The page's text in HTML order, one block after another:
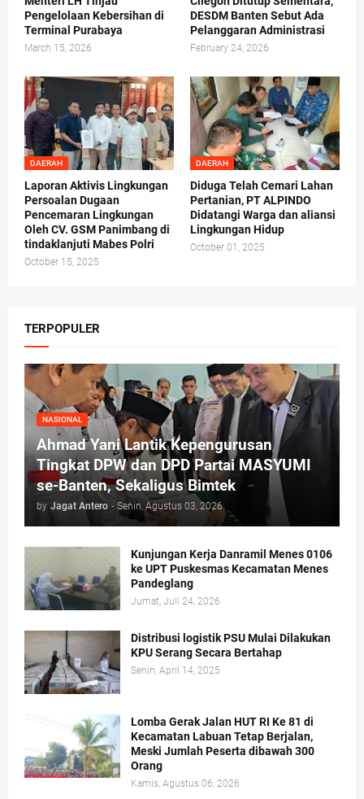
Pengelolaan Kebersihan di
Terminal Purabaya
March 15, 2026
DESDM Banten Sebut Ada
Pelanggaran Administrasi
February 24, 2026
DAERAH
Laporan Aktivis Lingkungan
Persoalan Dugaan
Pencemaran Lingkungan
Oleh CV. GSM Panimbang di
tindaklanjuti Mabes Polri
October 15, 2025
DAERAH
Diduga Telah Cemari Lahan
Pertanian, PT ALPINDO
Didatangi Warga dan aliansi
Lingkungan Hidup
October 01, 2025
TERPOPULER
NASIONAL
Ahmad Yani Lantik Kepengurusan
Tingkat DPW dan DPD Partai MASYUMI
se-Banten, Sekaligus Bimtek
by Jagat Antero - Senin, Agustus 03, 2026
Kunjungan Kerja Danramil Menes 0106
ke UPT Puskesmas Kecamatan Menes
Pandeglang
Jumat, Juli 24, 2026
Distribusi logistik PSU Mulai Dilakukan
KPU Serang Secara Bertahap
Senin, April 14, 2025
Lomba Gerak Jalan HUT RI Ke 81 di
Kecamatan Labuan Tetap Berjalan,
Meski Jumlah Peserta dibawah 300
Orang
Kamis, Agustus 06, 2026